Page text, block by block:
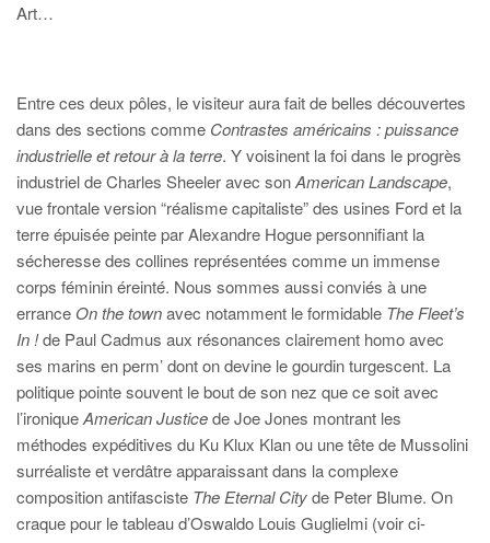
Art…
Entre ces deux pôles, le visiteur aura fait de belles découvertes
dans des sections comme Contrastes américains : puissance
industrielle et retour à la terre. Y voisinent la foi dans le progrès
industriel de Charles Sheeler avec sonAmerican Landscape,
vue frontale version “réalisme capitaliste” des usines Ford et la
terre épuisée peinte par Alexandre Hogue personnifiant la
sécheresse des collines représentées comme un immense
corps féminin éreinté. Nous sommes aussi conviés à une
errance On the townavec notamment le formidable The Fleet’s
In !de Paul Cadmus aux résonances clairement homo avec
ses marins en perm’ dont on devine le gourdin turgescent. La
politique pointe souvent le bout de son nez que ce soit avec
l’ironiqueAmerican Justicede Joe Jones montrant les
méthodes expéditives du Ku Klux Klan ou une tête de Mussolini
surréaliste et verdâtre apparaissant dans la complexe
composition antifasciste The Eternal Cityde Peter Blume. On
craque pour le tableau d’Oswaldo Louis Guglielmi (voir ci-